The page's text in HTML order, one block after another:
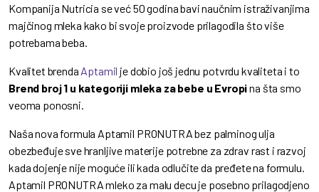
Kompanija Nutricia se već 50 godina bavi naučnim istraživanjima
majčinog mleka kako bi svoje proizvode prilagodila što više
potrebama beba.
Kvalitet brenda Aptamil je dobio još jednu potvrdu kvaliteta i to
Brend broj 1 u kategoriji mleka za bebe u Evropina šta smo
veoma ponosni.
Naša nova formula Aptamil PRONUTRA bez palminog ulja
obezbeđuje sve hranljive materije potrebne za zdrav rast i razvoj
kada dojenje nije moguće ili kada odlučite da pređete na formulu.
Aptamil PRONUTRA mleko za malu decu je posebno prilagodjeno